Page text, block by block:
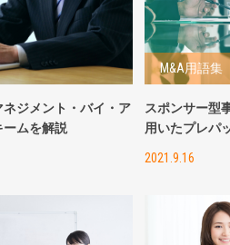
ネジメント・バイ・ア
ームを解説
M&A用語集
スポンサー型
用いたプレパ
2021.9.16